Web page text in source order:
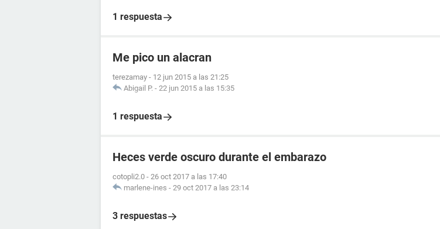
1 respuesta
Me pico un alacran
terezamay - 12 jun 2015 a las 21:25
Abigail P. - 22 jun 2015 a las 15:35
1 respuesta
Heces verde oscuro durante el embarazo
cotopli2.0 - 26 oct 2017 a las 17:40
marlene-ines - 29 oct 2017 a las 23:14
3 respuestas